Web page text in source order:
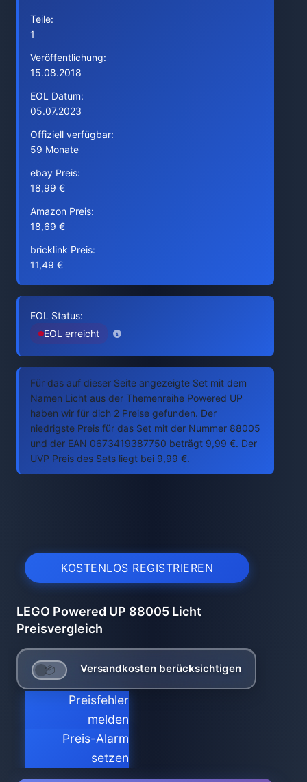
Teile:
1
Veröffentlichung:
15.08.2018
EOL Datum:
05.07.2023
Offiziell verfügbar:
59 Monate
ebay Preis:
18,99 €
Amazon Preis:
18,69 €
bricklink Preis:
11,49 €
EOL Status:
EOL erreicht
Für das auf dieser Seite angezeigte Set mit dem
Namen Licht aus der Themenreihe Powered UP
haben wir für dich 2 Preise gefunden. Der
niedrigste Preis für das Set mit der Nummer 88005
und der EAN 0673419387750 beträgt 9,99 €. Der
UVP Preis des Sets liegt bei 9,99 €.
KOSTENLOS REGISTRIEREN
LEGO Powered UP 88005 Licht
Preisvergleich
Versandkosten berücksichtigen
Preisfehler
melden
Preis-Alarm
setzen